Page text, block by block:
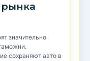
рынка
значительно
сохраняют авто в